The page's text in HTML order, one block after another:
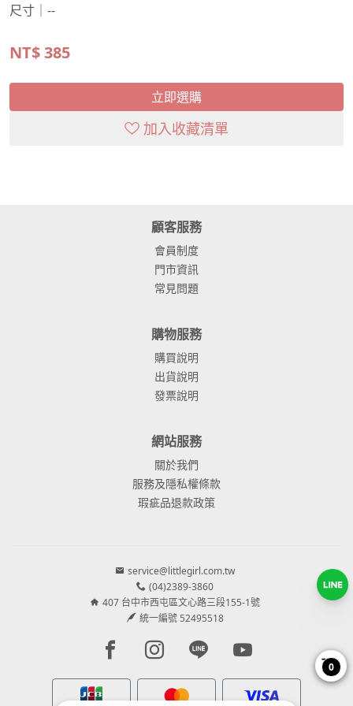
尺寸｜--
NT$385
立即選購
加入收藏清單
顧客服務
會員制度
門市資訊
常見問題
購物服務
購買說明
出貨說明
發票說明
網站服務
關於我們
服務及隱私權條款
瑕疵品退款政策
service@littlegirl.com.tw
(04)2389-3860
407 台中市西屯區文心路三段155-1號
統一編號 52495518
Facebook page
Instagram page
Line pageYoutube page
0